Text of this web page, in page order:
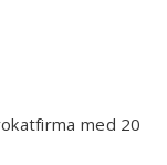
med 20